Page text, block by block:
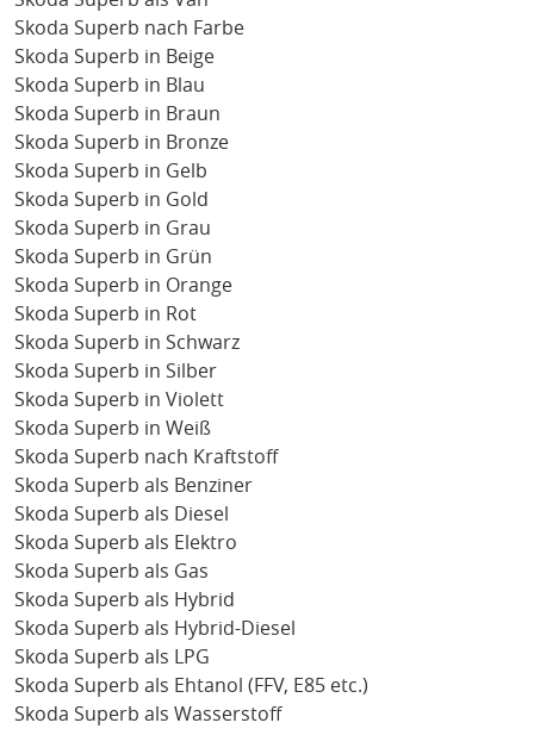
Skoda Superb nach Farbe
Skoda Superb in Beige
Skoda Superb in Blau
Skoda Superb in Braun
Skoda Superb in Bronze
Skoda Superb in Gelb
Skoda Superb in Gold
Skoda Superb in Grau
Skoda Superb in Grün
Skoda Superb in Orange
Skoda Superb in Rot
Skoda Superb in Schwarz
Skoda Superb in Silber
Skoda Superb in Violett
Skoda Superb in Weiß
Skoda Superb nach Kraftstoff
Skoda Superb als Benziner
Skoda Superb als Diesel
Skoda Superb als Elektro
Skoda Superb als Gas
Skoda Superb als Hybrid
Skoda Superb als Hybrid-Diesel
Skoda Superb als LPG
Skoda Superb als Ehtanol (FFV, E85 etc.)
Skoda Superb als Wasserstoff